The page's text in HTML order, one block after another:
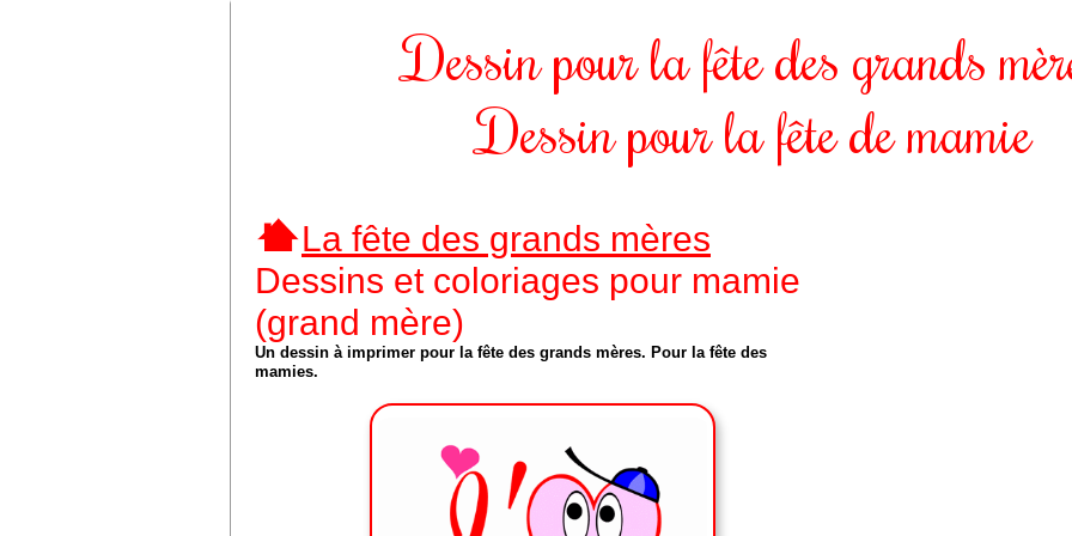
Dessin pour la fête des grands
Dessin pour la fête de mamie
La fête des grands mères
Dessins et coloriages pour mamie
(grand mère)
Un dessin à imprimer pour la fête des grands mères. Pour la fête des
mamies.